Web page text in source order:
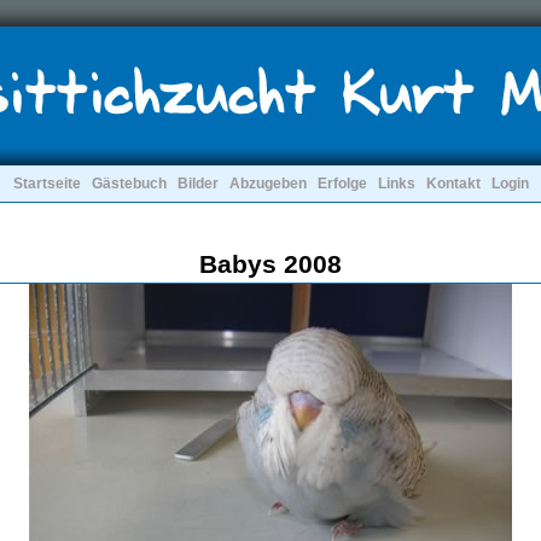
Startseite Gästebuch Bilder AbzugebenErfolge Links Kontakt Login
Babys 2008